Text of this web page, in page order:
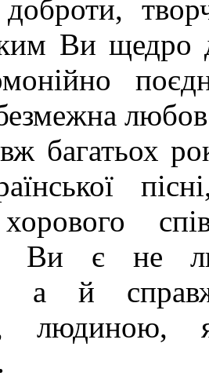
Ви
багатьох
хорового
Ви є не
а й
людиною,